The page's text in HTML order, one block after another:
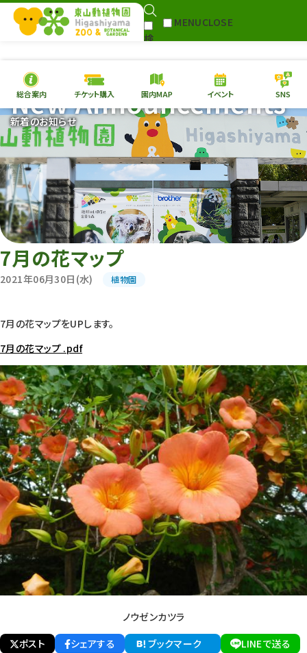
検
MENUCLOSE
本日の開園情報 チケ
園内MAP イベント
総合案内
動物園 植物園
再生プラン
東山動植物園
への支援
総合案内 チケット購入 園内MAP イベント SNS
新着のお知らせ
New Announcements
7月の花マップ
2021年06月30日(水) 植物園
7月の花マップをUPします。
7月の花マップ .pdf
ノウゼンカツラ
ポスト
シェアする ブックマーク LINEで送る